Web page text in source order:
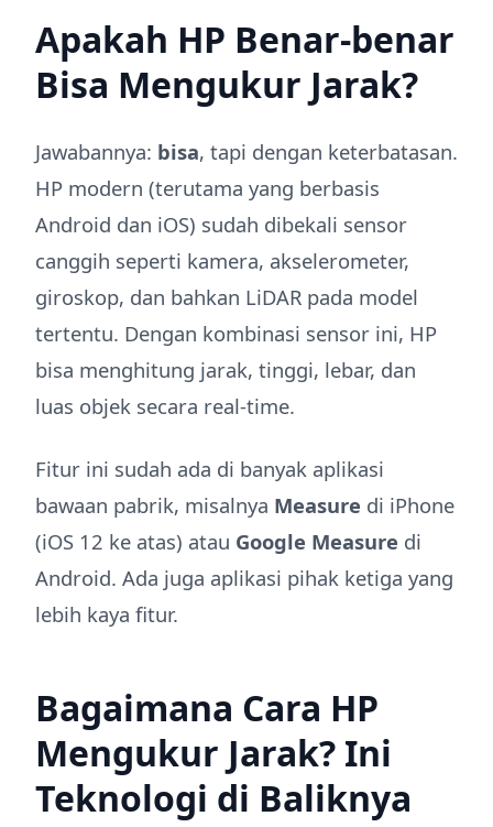
Apakah HP Benar-benar
Bisa Mengukur Jarak?
Jawabannya: bisa, tapi dengan keterbatasan.
HP modern (terutama yang berbasis
Android dan iOS) sudah dibekali sensor
canggih seperti kamera, akselerometer,
giroskop, dan bahkan LiDAR pada model
tertentu. Dengan kombinasi sensor ini, HP
bisa menghitung jarak, tinggi, lebar, dan
luas objek secara real-time.
Fitur ini sudah ada di banyak aplikasi
bawaan pabrik, misalnya Measure di iPhone
(iOS 12 ke atas) atau Google Measure di
Android. Ada juga aplikasi pihak ketiga yang
lebih kaya fitur.
Bagaimana Cara HP
Mengukur Jarak? Ini
Teknologi di Baliknya